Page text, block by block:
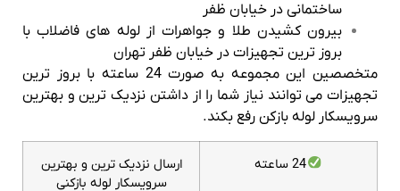
ساختمانی در خیابان ظفر
بیرون کشیدن طلا و جواهرات از لوله های فاضلاب با
بروز ترین تجهیزات در خیابان ظفر تهران
متخصصین این مجموعه به صورت 24 ساعته با بروز ترین
تجهیزات می توانند نیاز شما را از داشتن نزدیک ترین و بهترین
سرویسکار لوله بازکن رفع بکند.
24 ساعته
ارسال نزدیک ترین و بهترین
سرویسکار لوله بازکنی